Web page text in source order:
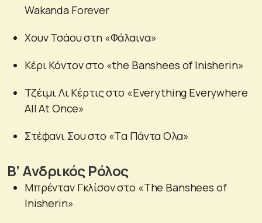
Wakanda Forever
Χουν Τσάου στη «Φάλαινα»
Κέρι Κόντον στο «the Banshees of Inisherin»
Τζέιμι Λι Κέρτις στο «Everything Everywhere
All At Once»
Στέφανι Σου στο «Tα Πάντα Ολα»
Β’ Ανδρικός Ρόλος
Μπρένταν Γκλίσον στο «The Banshees of
Inisherin»